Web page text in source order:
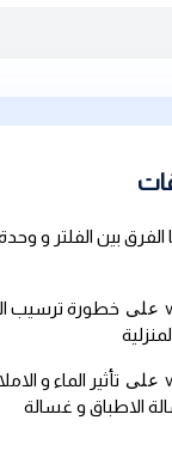
بين الفلتر و وحدة
خطورة ترسيب الماء و
تأثير الماء و الاملاح
و غسالة